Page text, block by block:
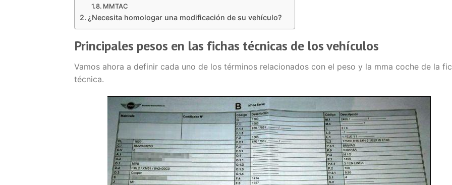
MMTAC
¿Necesita homologar una modificación de su vehículo?
Principales pesos en las fichas técnicas de los vehículos
Vamos ahora a definir cada uno de los términos relacionados con el peso y la mma coche de la
técnica.